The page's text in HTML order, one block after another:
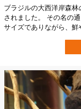
ブラジルの大西洋岸森
されました。 その名の
サイズでありながら、
lulai）」と命名されまし
（EHU）により、2025